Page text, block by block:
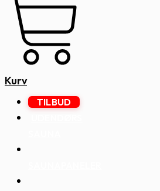
Kurv
TILBUD